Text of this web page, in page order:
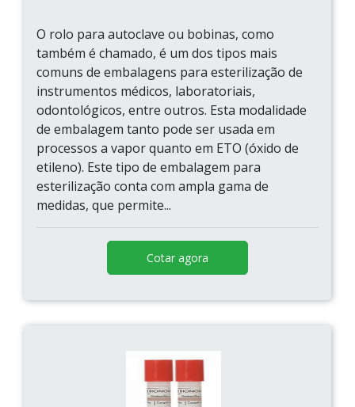
O rolo para autoclave ou bobinas, como
também é chamado, é um dos tipos mais
comuns de embalagens para esterilização de
instrumentos médicos, laboratoriais,
odontológicos, entre outros. Esta modalidade
de embalagem tanto pode ser usada em
processos a vapor quanto em ETO (óxido de
etileno). Este tipo de embalagem para
esterilização conta com ampla gama de
medidas, que permite...
Cotar agora